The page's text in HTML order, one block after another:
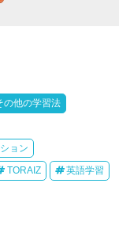
の他の学習法
ョン
TORAIZ 英語学習